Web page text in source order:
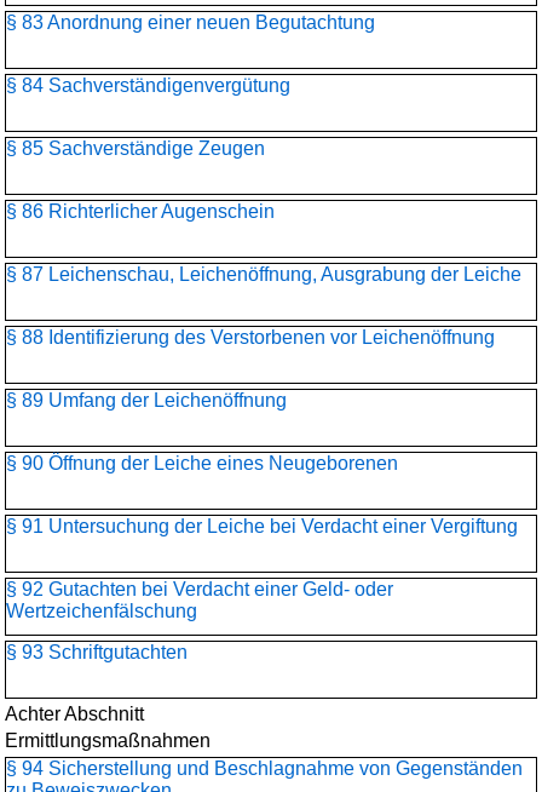
§ 83 Anordnung einer neuen Begutachtung
§ 84 Sachverständigenvergütung
§ 85 Sachverständige Zeugen
§ 86 Richterlicher Augenschein
§ 87 Leichenschau, Leichenöffnung, Ausgrabung der Leiche
§ 88 Identifizierung des Verstorbenen vor Leichenöffnung
§ 89 Umfang der Leichenöffnung
§ 90 Öffnung der Leiche eines Neugeborenen
§ 91 Untersuchung der Leiche bei Verdacht einer Vergiftung
§ 92 Gutachten bei Verdacht einer Geld- oder
Wertzeichenfälschung
§ 93 Schriftgutachten
Achter Abschnitt
Ermittlungsmaßnahmen
§ 94 Sicherstellung und Beschlagnahme von Gegenständen